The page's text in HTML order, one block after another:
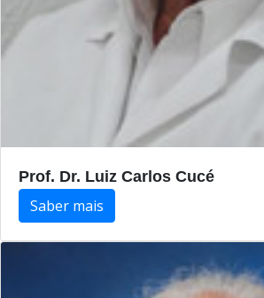
Prof. Dr. Luiz Carlos Cucé
Saber mais